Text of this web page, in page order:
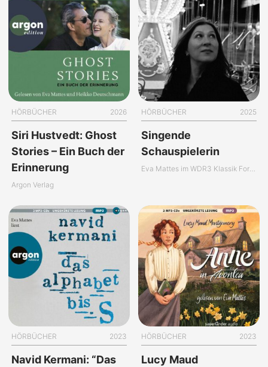
HÖRBÜCHER 2026
Siri Hustvedt: Ghost
Stories – Ein Buch der
Erinnerung
Argon Verlag
HÖRBÜCHER 2025
Singende
Schauspielerin
Eva Mattes im WDR3 Klassik Forum
HÖRBÜCHER 2023
Navid Kermani: “Das
HÖRBÜCHER 2023
Lucy Maud